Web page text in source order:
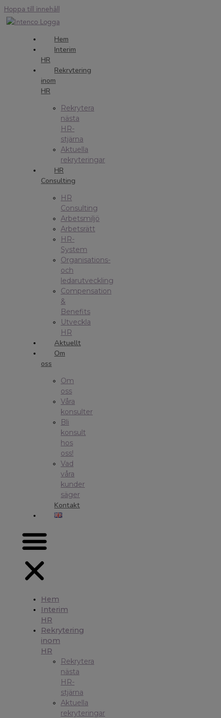
Hoppa till innehåll
Hem
Interim
HR
Rekrytering
inom
HR
Rekrytera
nästa
HR-
stjärna
Aktuella
rekryteringar
HR
Consulting
HR
Consulting
Arbetsmiljö
Arbetsrätt
HR-
System
Organisations-
och
ledarutveckling
Compensation
&
Benefits
Utveckla
HR
Aktuellt
Om
oss
Om
oss
Våra
konsulter
Bli
konsult
hos
oss!
Vad
våra
kunder
säger
Kontakt
Hem
Interim
HR
Rekrytering
inom
HR
Rekrytera
nästa
HR-
stjärna
Aktuella
rekryteringar